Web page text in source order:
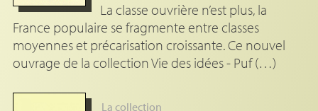
La classe ouvrière n’est plus, la
France populaire se fragmente entre classes
moyennes et précarisation croissante. Ce nouvel
ouvrage de la collection Vie des idées - Puf (…)
La collection